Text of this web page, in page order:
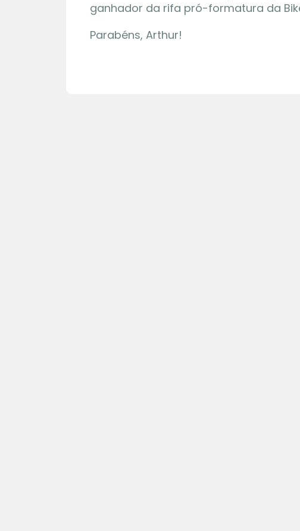
ganhador da rifa pró-formatura da
Parabéns, Arthur!